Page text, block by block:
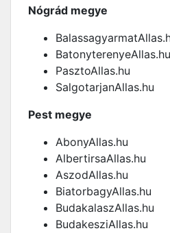
Nógrád megye
BatonyterenyeAllas.hu
PasztoAllas.hu
SalgotarjanAllas.hu
Pest megye
AbonyAllas.hu
AlbertirsaAllas.hu
AszodAllas.hu
BiatorbagyAllas.hu
BudakalaszAllas.hu
BudakesziAllas.hu